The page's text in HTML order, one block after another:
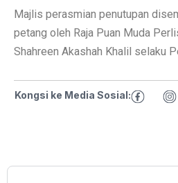
Majlis perasmian penutupan
petang oleh Raja Puan Muda
Shahreen Akashah Khalil selaku
Kongsi ke Media Sosial: